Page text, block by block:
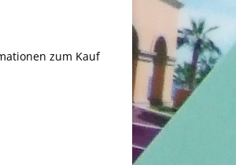
zum Kauf